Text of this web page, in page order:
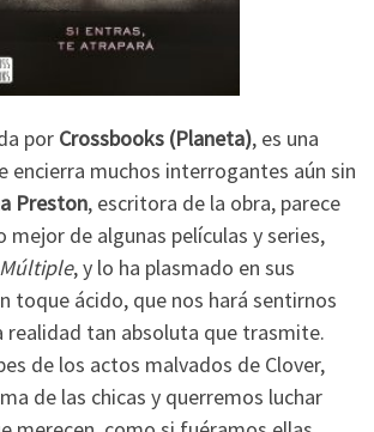
por Crossbooks (Planeta), es una
encierra muchos interrogantes aún sin
Preston, escritora de la obra, parece
mejor de algunas películas y series,
Múltiple, y lo ha plasmado en sus
toque ácido, que nos hará sentirnos
realidad tan absoluta que trasmite.
de los actos malvados de Clover,
de las chicas y querremos luchar